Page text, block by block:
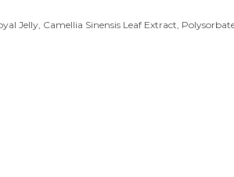
Jelly, Camellia Sinensis Leaf Extract,